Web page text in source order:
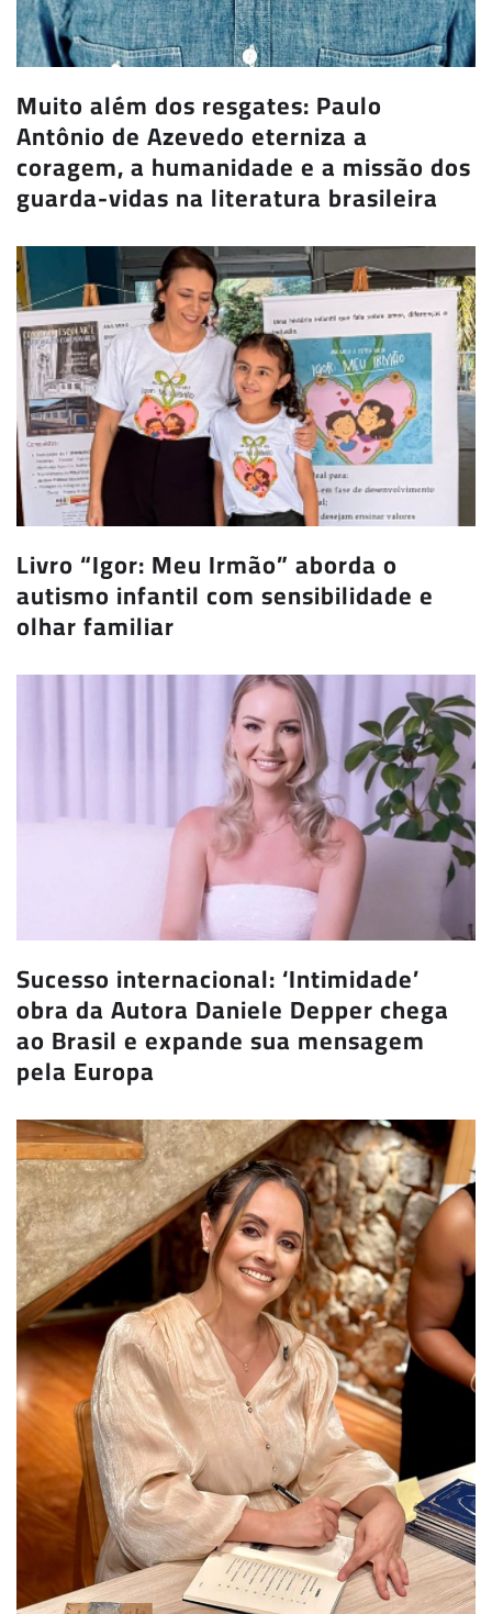
Muito além dos resgates: Paulo
Antônio de Azevedo eterniza a
coragem, a humanidade e a missão dos
guarda-vidas na literatura brasileira
Livro “Igor: Meu Irmão” aborda o
autismo infantil com sensibilidade e
olhar familiar
Sucesso internacional: ‘Intimidade’
obra da Autora Daniele Depper chega
ao Brasil e expande sua mensagem
pela Europa